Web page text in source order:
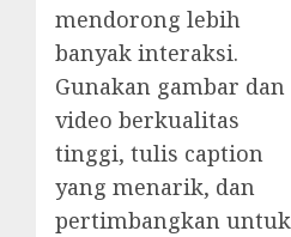
mendorong lebih
banyak interaksi.
Gunakan gambar dan
video berkualitas
tinggi, tulis caption
yang menarik, dan
pertimbangkan untuk